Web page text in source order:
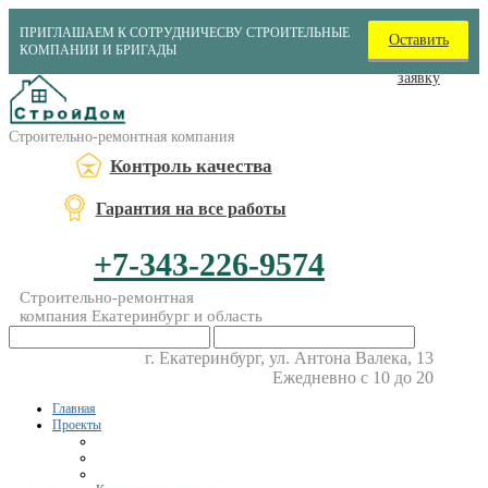
ПРИГЛАШАЕМ К СОТРУДНИЧЕСВУ СТРОИТЕЛЬНЫЕ
КОМПАНИИ И БРИГАДЫ
Оставить
заявку
Строительно-ремонтная компания
Контроль качества
Гарантия на все работы
+7-343-226-9574
Строительно-ремонтная
компания Екатеринбург и область
г. Екатеринбург, ул. Антона Валека, 13
Ежедневно с 10 до 20
Главная
Проекты